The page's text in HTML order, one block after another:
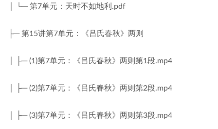
│ └─ 第7单元：天时不如地利.pdf
├─ 第15讲第7单元：《吕氏春秋》两则
│ ├─ (1)第7单元：《吕氏春秋》两则第1段.mp4
│ ├─ (2)第7单元：《吕氏春秋》两则第2段.mp4
│ ├─ (3)第7单元：《吕氏春秋》两则第3段.mp4